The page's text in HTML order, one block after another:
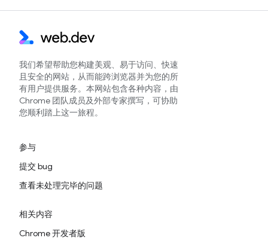
我们希望帮助您构建美观、易于访问、快速
且安全的网站，从而能跨浏览器并为您的所
有用户提供服务。本网站包含各种内容，由
Chrome 团队成员及外部专家撰写，可协助
您顺利踏上这一旅程。
参与
提交 bug
查看未处理完毕的问题
相关内容
Chrome 开发者版